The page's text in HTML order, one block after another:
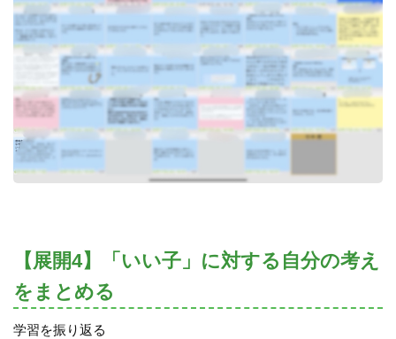
【展開4】「いい子」に対する自分の考え
をまとめる
学習を振り返る